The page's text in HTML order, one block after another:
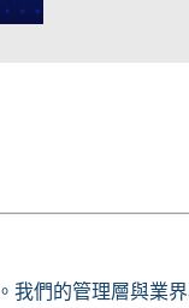
。我們的管理層與業